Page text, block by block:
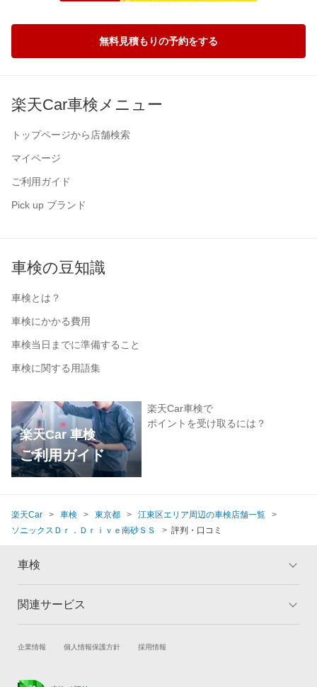
無料見積もりの予約をする
楽天Car車検メニュー
トップページから店舗検索
マイページ
ご利用ガイド
Pick up ブランド
車検の豆知識
車検とは？
車検にかかる費用
車検当日までに準備すること
車検に関する用語集
楽天Car 車検
ご利用ガイド
楽天Car車検で
ポイントを受け取るには？
楽天Car 車検 東京都
江東区エリア周辺の車検店舗一覧
ソニックスＤｒ．Ｄｒｉｖｅ南砂ＳＳ
評判・口コミ
車検
トップ
車検の基礎知識 キャンペーン一覧
関連サービス
試乗・商談 新車購入
企業情報 個人情報保護方針 採用情報